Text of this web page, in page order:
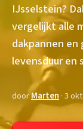
IJsselstein?
vergelijkt alle
dakpannen
levensduur en
doorMarten · 3